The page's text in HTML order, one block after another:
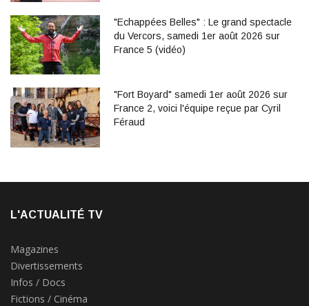
"Echappées Belles" : Le grand spectacle
du Vercors, samedi 1er août 2026 sur
France 5 (vidéo)
"Fort Boyard" samedi 1er août 2026 sur
France 2, voici l'équipe reçue par Cyril
Féraud
L'ACTUALITÉ TV
Magazines
Divertissements
Infos / Docs
Fictions / Cinéma